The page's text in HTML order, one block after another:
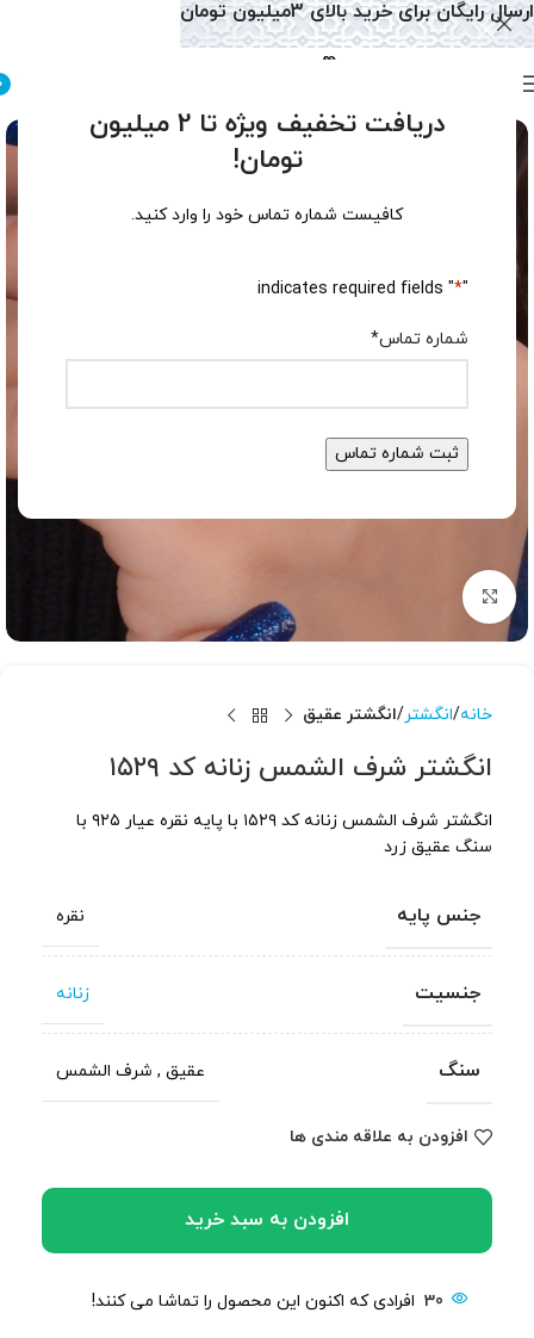
دریافت تخفیف ویژه تا 2 میلیون
تومان!
کافیست شماره تماس خود را وارد کنید.
"
*
" indicates required fields
شماره تماس*
برای بزرگنمایی کلیک کنید
خانه انگشتر انگشتر عقیق
انگشتر شرف الشمس زنانه کد ۱۵۲۹
انگشتر شرف الشمس زنانه کد ۱۵۲۹ با پایه نقره عیار ۹۲۵ با
سنگ عقیق زرد
جنس پایه نقره
جنسیت زنانه
سنگ عقیق , شرف الشمس
افزودن به علاقه مندی ها
افزودن به سبد خرید
30 افرادی که اکنون این محصول را تماشا می کنند!
ارسال رایگان برای خرید بالای 3میلیون تومان